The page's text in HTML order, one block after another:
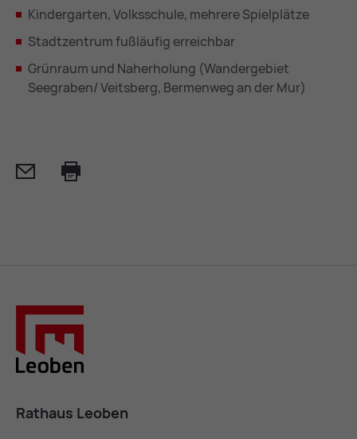
Kindergarten, Volksschule, mehrere Spielplätze
Stadtzentrum fußläufig erreichbar
Grünraum und Naherholung (Wandergebiet
Seegraben/ Veitsberg, Bermenweg an der Mur)
Mail
Rathaus Leoben